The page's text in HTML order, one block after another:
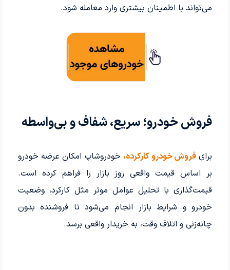
می‌تواند با اطمینان بیشتری وارد معامله شود.
فروش خودرو؛ سریع، شفاف و بی‌واسطه
برایفروش خودرو کارکرده، خودروشاپ امکان عرضه خودرو
بر اساس قیمت واقعی روز بازار را فراهم کرده است.
قیمت‌گذاری با تحلیل عوامل موثر مثل کارکرد، وضعیت
خودرو و شرایط بازار انجام می‌شود تا فروشنده بدون
چانه‌زنی و اتلاف وقت، به خریدار واقعی برسد.